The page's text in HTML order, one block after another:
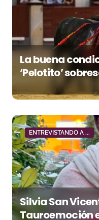
La buena
‘Pelotito’
noche gris en
ENTREVISTANDO A ...
Silvia San
Tauroemoción